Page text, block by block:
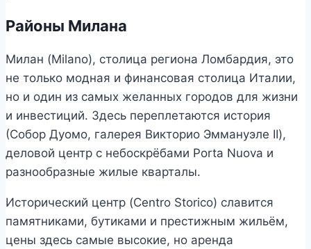
Районы Милана
Милан (Milano), столица региона Ломбардия, это
не только модная и финансовая столица Италии,
но и один из самых желанных городов для жизни
и инвестиций. Здесь переплетаются история
(Собор Дуомо, галерея Викторио Эммануэле II),
деловой центр с небоскрёбами Porta Nuova и
разнообразные жилые кварталы.
Исторический центр (Centro Storico) славится
памятниками, бутиками и престижным жильём,
цены здесь самые высокие, но аренда